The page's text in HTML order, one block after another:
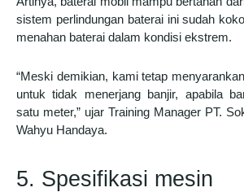
sistem perlindungan baterai ini sudah
menahan baterai dalam kondisi ekstrem.
“Meski demikian, kami tetap
untuk tidak menerjang banjir, apabila
satu meter,” ujar Training Manager PT.
Wahyu Handaya.
5. Spesifikasi mesin